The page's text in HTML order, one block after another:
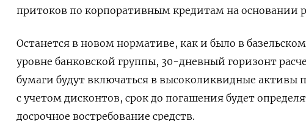
притоков по корпоративным кредитам на основании
Останется в новом нормативе, как и было в
уровне банковской группы, 30-дневный горизонт
бумаги будут включаться в высоколиквидные активы
с учетом дисконтов, срок до погашения будет
досрочное востребование средств.